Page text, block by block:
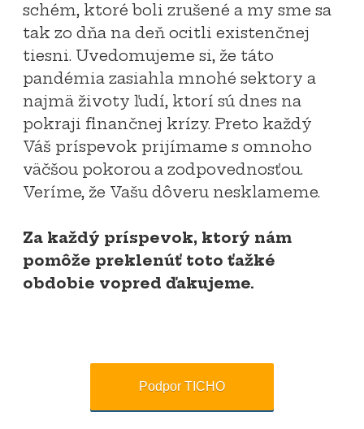
schém, ktoré boli zrušené a my sme sa
tak zo dňa na deň ocitli existenčnej
tiesni. Uvedomujeme si, že táto
pandémia zasiahla mnohé sektory a
najmä životy ľudí, ktorí sú dnes na
pokraji finančnej krízy. Preto každý
Váš príspevok prijímame s omnoho
väčšou pokorou a zodpovednosťou.
Veríme, že Vašu dôveru nesklameme.
Za každý príspevok, ktorý nám
pomôže preklenúť toto ťažké
obdobie vopred ďakujeme.
Podpor TICHO